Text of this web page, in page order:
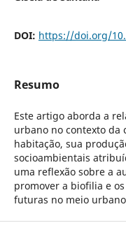
DOI: https://doi.org/
Resumo
Este artigo aborda a
urbano no contexto da
habitação, sua
socioambientais
uma reflexão sobre a
promover a biofilia e
futuras no meio